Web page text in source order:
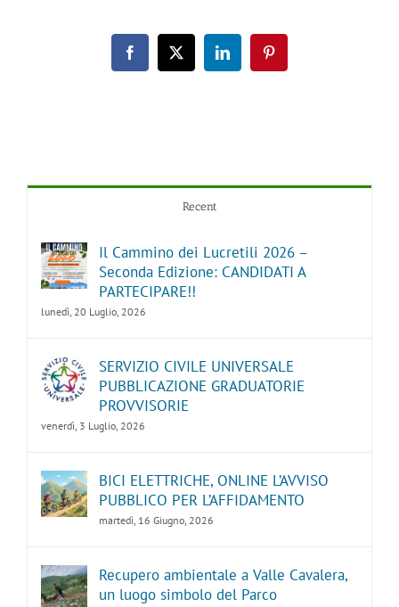
Facebook
X LinkedInPinterest
Recent
Il Cammino dei Lucretili 2026 –
Seconda Edizione: CANDIDATI A
PARTECIPARE!!
lunedì, 20 Luglio, 2026
SERVIZIO CIVILE UNIVERSALE
PUBBLICAZIONE GRADUATORIE
PROVVISORIE
venerdì, 3 Luglio, 2026
BICI ELETTRICHE, ONLINE L’AVVISO
PUBBLICO PER L’AFFIDAMENTO
martedì, 16 Giugno, 2026
Recupero ambientale a Valle Cavalera,
un luogo simbolo del Parco